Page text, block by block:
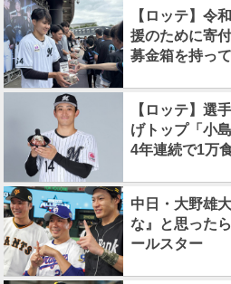
【ロッテ】令
援のために寄
募金箱を持っ
【ロッテ】選
げトップ「小
4年連続で1万
中日・大野雄
な』と思った
ールスター